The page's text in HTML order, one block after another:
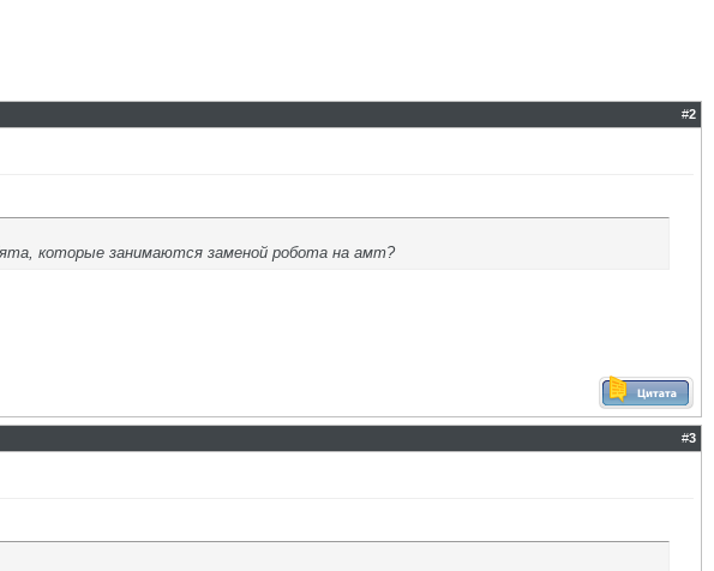
#2
которые занимаются заменой робота на амт?
#3